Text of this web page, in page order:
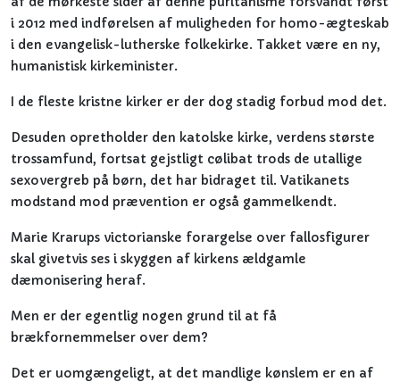
i 2012 med indførelsen af muligheden for homo-ægteskab
i den evangelisk-lutherske folkekirke. Takket være en ny,
humanistisk kirkeminister.
I de fleste kristne kirker er der dog stadig forbud mod det.
Desuden opretholder den katolske kirke, verdens største
trossamfund, fortsat gejstligt cølibat trods de utallige
sexovergreb på børn, det har bidraget til. Vatikanets
modstand mod prævention er også gammelkendt.
Marie Krarups victorianske forargelse over fallosfigurer
skal givetvis ses i skyggen af kirkens ældgamle
dæmonisering heraf.
Men er der egentlig nogen grund til at få
brækfornemmelser over dem?
Det er uomgængeligt, at det mandlige kønslem er en af